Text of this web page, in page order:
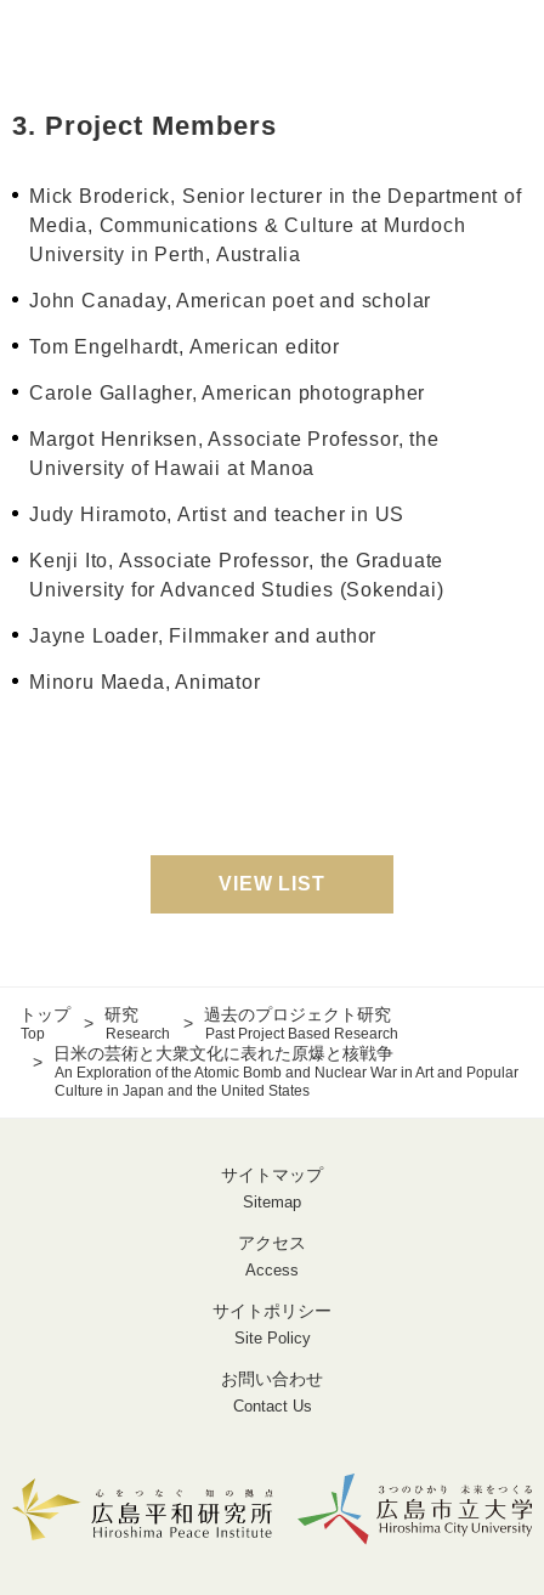
3. Project Members
Mick Broderick, Senior lecturer in the Department of
Media, Communications & Culture at Murdoch
University in Perth, Australia
John Canaday, American poet and scholar
Tom Engelhardt, American editor
Carole Gallagher, American photographer
Margot Henriksen, Associate Professor, the
University of Hawaii at Manoa
Judy Hiramoto, Artist and teacher in US
Kenji Ito, Associate Professor, the Graduate
University for Advanced Studies (Sokendai)
Jayne Loader, Filmmaker and author
Minoru Maeda, Animator
VIEW LIST
トップ
Top
研究
Research
過去のプロジェクト研究
Past Project Based Research
日米の芸術と大衆文化に表れた原爆と核戦争
An Exploration of the Atomic Bomb and Nuclear War in Art and Popular
Culture in Japan and the United States
サイトマップ
Sitemap
アクセス
Access
サイトポリシー
Site Policy
お問い合わせ
Contact Us